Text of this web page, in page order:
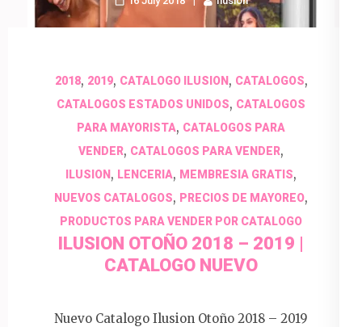
2018, 2019, CATALOGO ILUSION, CATALOGOS,
CATALOGOS ESTADOS UNIDOS, CATALOGOS
PARA MAYORISTA, CATALOGOS PARA
VENDER, CATALOGOS PARA VENDER,
ILUSION , LENCERIA, MEMBRESIA GRATIS,
NUEVOS CATALOGOS, PRECIOS DE MAYOREO,
PRODUCTOS PARA VENDER POR CATALOGO
ILUSION OTOÑO 2018 – 2019 |
CATALOGO NUEVO
Nuevo Catalogo Ilusion Otoño 2018 – 2019